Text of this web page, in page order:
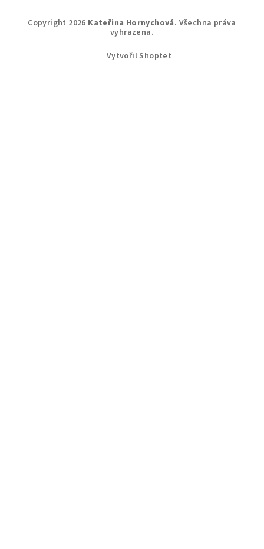
Copyright 2026 Kateřina Hornychová. Všechna práva
vyhrazena.
Vytvořil Shoptet